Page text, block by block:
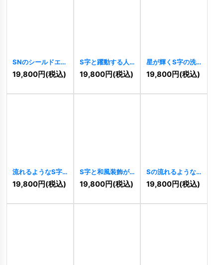
SNのシールドエン
ブレムロゴ
11248 ]
19,800円(税込)
S字と躍動する人
型が交差するダイ
ナミックロゴ
19,800円(税込)
星が輝くS字の洗
練ロゴ[11226]
19,800円(税込)
流れるようなS字
の爽快ウェーブロ
ゴ [ 11212
19,800円(税込)
S字と和風装飾が
融合した躍動のロ
ゴ [ 11198 ]
19,800円(税込)
Sの流れるような
スピード感ロゴ
11160 ]
19,800円(税込)